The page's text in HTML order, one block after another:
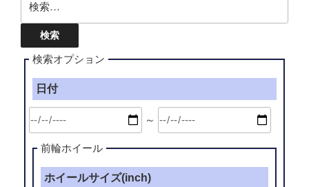
ョ
ン
索:
検索オプション
日付
～
前輪ホイール
ホイールサイズ(inch)